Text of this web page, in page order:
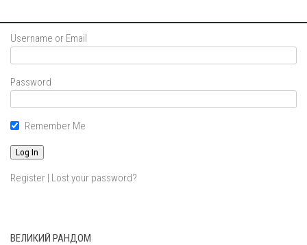
Username or Email
Password
Remember Me
Register | Lost your password?
ВЕЛИКИЙ РАНДОМ